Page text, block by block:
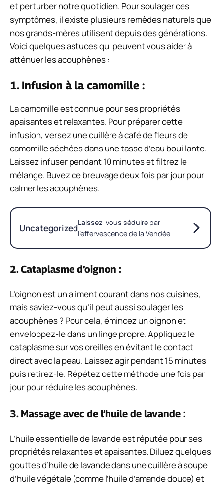
et perturber notre quotidien. Pour soulager ces
symptômes, il existe plusieurs remèdes naturels que
nos grands-mères utilisent depuis des générations.
Voici quelques astuces qui peuvent vous aider à
atténuer les acouphènes :
1. Infusion à la camomille :
La camomille est connue pour ses propriétés
apaisantes et relaxantes. Pour préparer cette
infusion, versez une cuillère à café de fleurs de
camomille séchées dans une tasse d’eau bouillante.
Laissez infuser pendant 10 minutes et filtrez le
mélange. Buvez ce breuvage deux fois par jour pour
calmer les acouphènes.
UncategorizedLaissez-vous séduire par
l’effervescence de la Vendée
2. Cataplasme d’oignon :
L’oignon est un aliment courant dans nos cuisines,
mais saviez-vous qu’il peut aussi soulager les
acouphènes ? Pour cela, émincez un oignon et
enveloppez-le dans un linge propre. Appliquez le
cataplasme sur vos oreilles en évitant le contact
direct avec la peau. Laissez agir pendant 15 minutes
puis retirez-le. Répétez cette méthode une fois par
jour pour réduire les acouphènes.
3. Massage avec de l’huile de lavande :
L’huile essentielle de lavande est réputée pour ses
propriétés relaxantes et apaisantes. Diluez quelques
gouttes d’huile de lavande dans une cuillère à soupe
d’huile végétale (comme l’huile d’amande douce) et